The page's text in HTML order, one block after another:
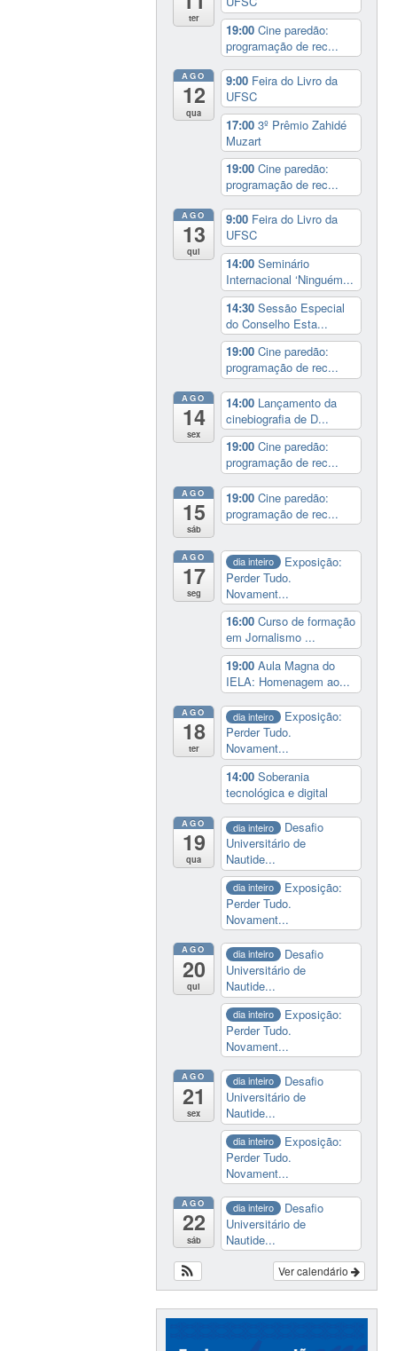
ter
19:00Cine paredão:
programação de rec...
AGO
12
qua
9:00 Feira do Livro da
UFSC
17:003º Prêmio Zahidé
Muzart
19:00Cine paredão:
programação de rec...
AGO
13
qui
9:00 Feira do Livro da
UFSC
14:00Seminário
Internacional ‘Ninguém...
14:30Sessão Especial
do Conselho Esta...
19:00Cine paredão:
programação de rec...
AGO
14
sex
14:00 Lançamento da
cinebiografia de D...
19:00Cine paredão:
programação de rec...
AGO
15
sáb
19:00Cine paredão:
programação de rec...
AGO
17
seg
dia inteiro
Exposição:
Perder Tudo.
Novament...
16:00Curso de formação
em Jornalismo ...
19:00Aula Magna do
IELA: Homenagem ao...
AGO
18
ter
dia inteiro
Exposição:
Perder Tudo.
Novament...
14:00Soberania
tecnológica e digital
AGO
19
qua
dia inteiro
Desafio
Universitário de
Nautide...
dia inteiro
Exposição:
Perder Tudo.
Novament...
AGO
20
qui
dia inteiro
Desafio
Universitário de
Nautide...
dia inteiro
Exposição:
Perder Tudo.
Novament...
AGO
21
sex
dia inteiro
Desafio
Universitário de
Nautide...
dia inteiro
Exposição:
Perder Tudo.
Novament...
AGO
22
sáb
dia inteiro
Desafio
Universitário de
Nautide...
Ver calendário